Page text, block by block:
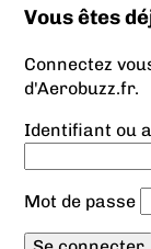
Vous êtes
Connectez
d'Aerobuzz.fr.
Identifiant ou
Mot de passe